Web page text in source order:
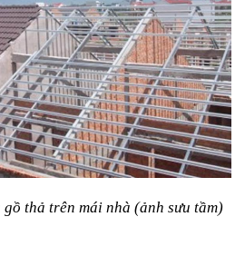
thả trên mái nhà (ảnh sưu tầm)